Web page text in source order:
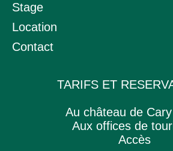
Stage
Location
Contact
TARIFS ET
Au château de
Aux offices de
Accès